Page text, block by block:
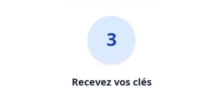
3
Recevez vos clés